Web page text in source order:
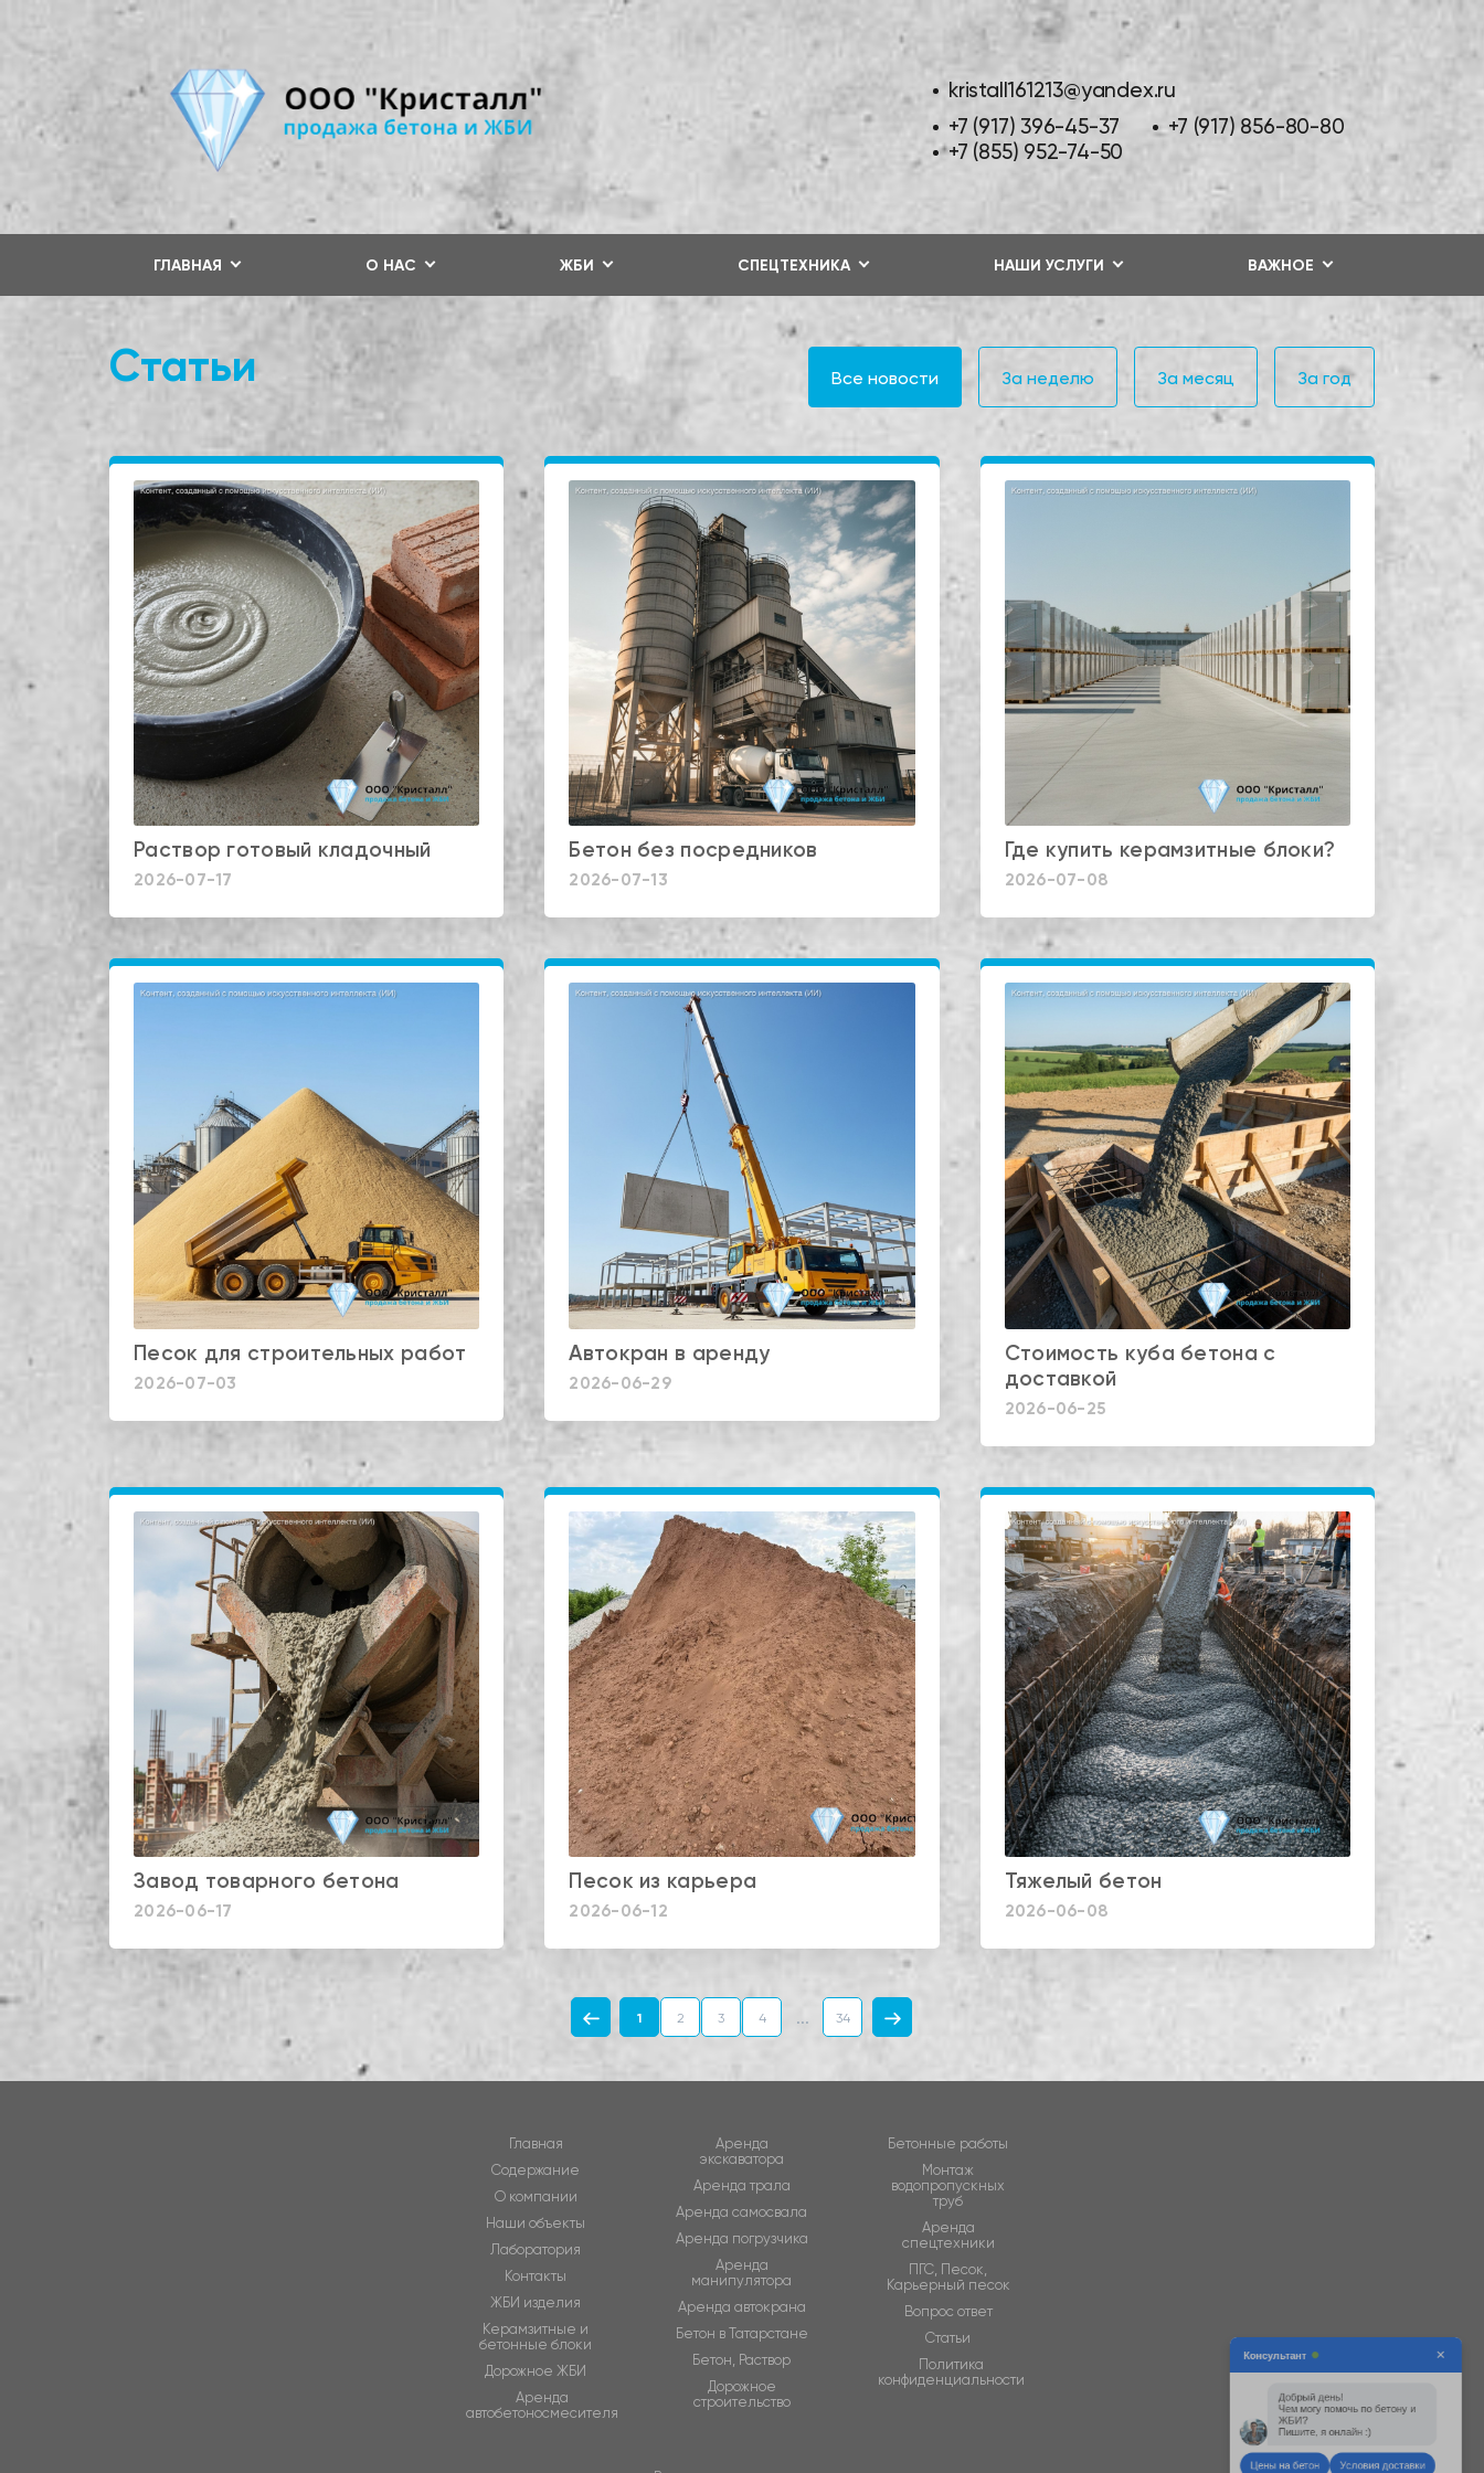
kristall161213@yandex.ru
+7 (917) 396-45-37
+7 (917) 856-80-80
+7 (855) 952-74-50
ГЛАВНАЯ О НАС ЖБИ СПЕЦТЕХНИКА НАШИ УСЛУГИ ВАЖНОЕ
Статьи Все новости За неделю За месяц За год
Раствор готовый кладочный
2026-07-17
Бетон без посредников
2026-07-13
Где купить керамзитные блоки?
2026-07-08
Песок для строительных работ
2026-07-03
Автокран в аренду
2026-06-29
Стоимость куба бетона с
доставкой
2026-06-25
Завод товарного бетона
2026-06-17
Песок из карьера
2026-06-12
Тяжелый бетон
2026-06-08
1 2 3 4 ... 34
Главная
Содержание
О компании
Наши объекты
Лаборатория
Контакты
ЖБИ изделия
Керамзитные и
бетонные блоки
Дорожное ЖБИ
Аренда
автобетоносмесителя
Аренда
экскаватора
Аренда трала
Аренда самосвала
Аренда погрузчика
Аренда
манипулятора
Аренда автокрана
Бетон в Татарстане
Бетон, Раствор
Дорожное
строительство
Бетонные работы
Монтаж
водопропускных
труб
Аренда
спецтехники
ПГС, Песок,
Карьерный песок
Вопрос ответ
Статьи
Политика
конфиденциальности
Аренда спецтехники